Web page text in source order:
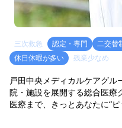
三次救急 認定・専門 二交替
休日休暇が多い
残業少なめ
戸田中央メディカルケアグ
院・施設を展開する総合医療
医療まで、きっとあなたに“